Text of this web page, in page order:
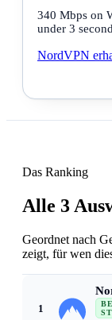
340 Mbps on
under 3
NordVPN
Das Ranking
Alle 3
Geordnet nach
zeigt, für wen
1